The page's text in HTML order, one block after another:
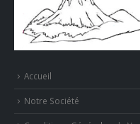
Accueil
Notre Société